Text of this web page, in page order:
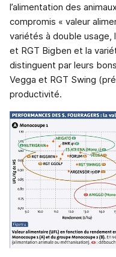
l’alimentation des
compromis « valeur
variétés à double usage,
et RGT Bigben et la
distinguent par leurs
Vegga et RGT Swing
productivité.